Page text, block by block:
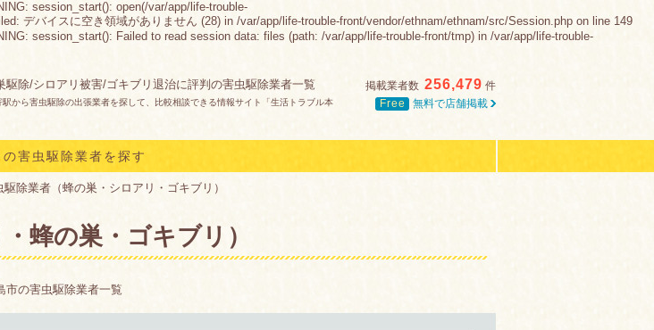
session_start(): open(/var/app/life-trouble-
デバイスに空き領域がありません (28) in /var/app/life-trouble-front/vendor/ethnam/ethnam/src/Session.php on line 149
session_start(): Failed to read session data: files (path: /var/app/life-trouble-front/tmp) in /var/app/life-trouble-
駆除/シロアリ被害/ゴキブリ退治に評判の害虫駆除業者一覧
駅から害虫駆除の出張業者を探して、比較相談できる情報サイト「生活トラブル本
掲載業者数 256,479 件
Free
無料で店舗掲載
の害虫駆除業者を探す
除業者（蜂の巣・シロアリ・ゴキブリ）
蜂の巣・ゴキブリ）
市の害虫駆除業者一覧